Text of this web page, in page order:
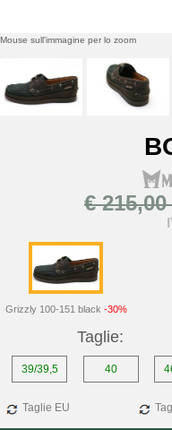
Mouse sull'immagine per lo zoom
€ 215,00
Grizzly 100-151 black -30%
Taglie:
39/39,5 40
Taglie EU